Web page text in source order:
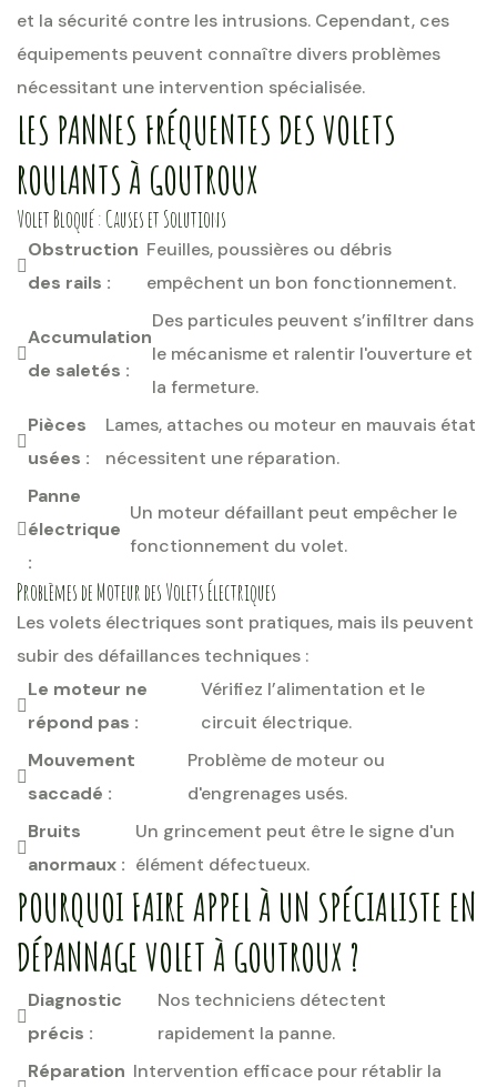
et la sécurité contre les intrusions. Cependant, ces
équipements peuvent connaître divers problèmes
nécessitant une intervention spécialisée.
LES PANNES FRÉQUENTES DES VOLETS
ROULANTS À GOUTROUX
Volet Bloqué : Causes et Solutions
Obstruction
des rails :
Feuilles, poussières ou débris
empêchent un bon fonctionnement.
Accumulation
de saletés :
Des particules peuvent s’infiltrer dans
le mécanisme et ralentir l'ouverture et
la fermeture.
Pièces
usées :
Lames, attaches ou moteur en mauvais état
nécessitent une réparation.
Panne
électrique
:
Un moteur défaillant peut empêcher le
fonctionnement du volet.
Problèmes de Moteur des Volets Électriques
Les volets électriques sont pratiques, mais ils peuvent
subir des défaillances techniques :
Le moteur ne
répond pas :
Vérifiez l’alimentation et le
circuit électrique.
Mouvement
saccadé :
Problème de moteur ou
d'engrenages usés.
Bruits
anormaux :
Un grincement peut être le signe d'un
élément défectueux.
POURQUOI FAIRE APPEL À UN SPÉCIALISTE EN
DÉPANNAGE VOLET À GOUTROUX ?
Diagnostic
précis :
Nos techniciens détectent
rapidement la panne.
Réparation Intervention efficace pour rétablir la